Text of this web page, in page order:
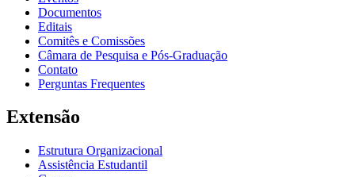
Documentos
Editais
Comitês e Comissões
Câmara de Pesquisa e Pós-Graduação
Contato
Perguntas Frequentes
Extensão
Estrutura Organizacional
Assistência Estudantil